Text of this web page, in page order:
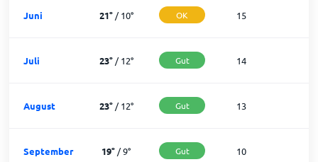
Juni 21°/10° OK 15
Juli 23°/12° Gut 14
August 23°/12° Gut 13
September 19° /9° Gut 10